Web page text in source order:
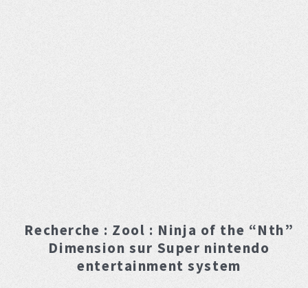
Recherche : Zool : Ninja of the “Nth”
Dimension sur Super nintendo
entertainment system